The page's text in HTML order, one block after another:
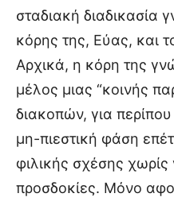
σταδιακή διαδικασία
κόρης της, Εύας, και
Αρχικά, η κόρη της
μέλος μιας “κοινής
διακοπών, για
μη-πιεστική φάση
φιλικής σχέσης χωρίς
προσδοκίες. Μόνο